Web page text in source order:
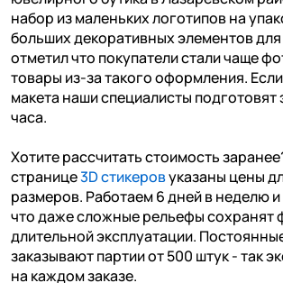
набор из маленьких логотипов на
больших декоративных элементов
отметил что покупатели стали чаще
товары из-за такого оформления.
макета наши специалисты подготовят
часа.
Хотите рассчитать стоимость
странице3D стикеровуказаны цены
размеров. Работаем 6 дней в неделю
что даже сложные рельефы сохранят
длительной эксплуатации.
заказывают партии от 500 штук - так
на каждом заказе.